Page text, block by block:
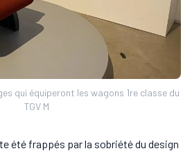
qui équiperont les wagons 1re classe du
TGV M
été frappés par la sobriété du design